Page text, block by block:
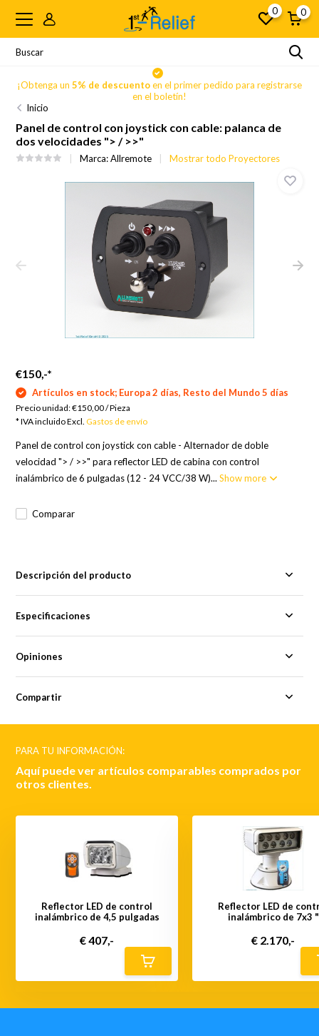
0 0
¡Obtenga un 5% de descuentoen el primer pedido para registrarse
en el boletín!
Inicio
Panel de control con joystick con cable: palanca de
dos velocidades "> / >>"
Marca:Allremote Mostrar todo Proyectores
€150,-*
Artículos en stock; Europa 2 días, Resto del Mundo 5 días
Precio unidad:€150,00/Pieza
* IVA incluido Excl.Gastos de envío
Panel de control con joystick con cable - Alternador de doble
velocidad "> / >>" para reflector LED de cabina con control
inalámbrico de 6 pulgadas (12 - 24 VCC/38 W)...Show more
Comparar
Descripción del producto
Especificaciones
Opiniones
Compartir
PARA TU INFORMACIÓN:
Aquí puede ver artículos comparables comprados por
otros clientes.
Reflector LED de control
inalámbrico de 4,5 pulgadas
€ 407,-
Reflector LED de
inalámbrico de 7x3 "
€ 2.170,-